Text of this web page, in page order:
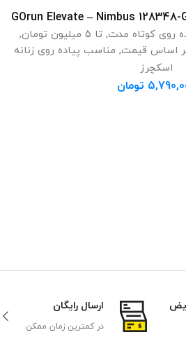
گزینه ها
روی کوتاه مدت,تا 5 میلیون تومان
,
بر اساس قیمت, مناسب پیاده روی زنانه
اسکچرز
تومان
ارسال رایگان
در کمترین زمان ممکن